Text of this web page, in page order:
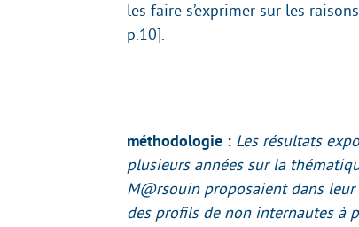
les faire s’exprimer sur les
p.10].
méthodologie : Les résultats
plusieurs années sur la
M@rsouin proposaient dans leur
des profils de non internautes à